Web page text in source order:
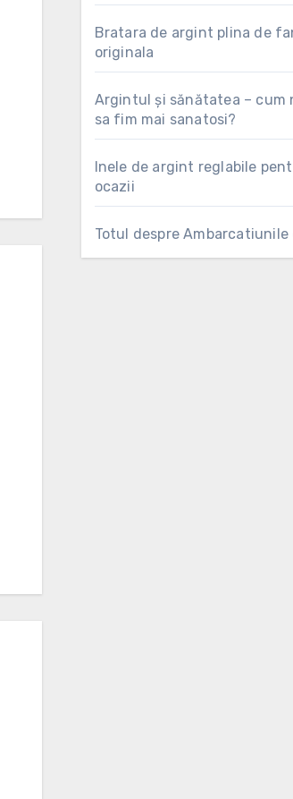
Bratara de argint plina de
originala
Argintul şi sănătatea – cum
sa fim mai sanatosi?
Inele de argint reglabile
ocazii
Totul despre